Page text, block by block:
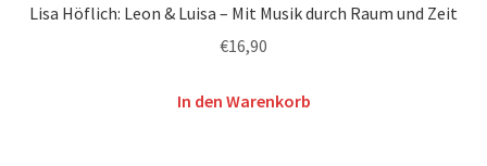
Lisa Höflich: Leon & Luisa – Mit Musik durch Raum und Zeit
€16,90
In den Warenkorb